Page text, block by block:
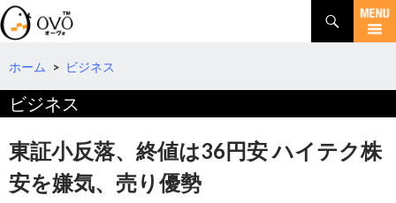
検
索
コ
テ
へ
移
動
ホーム > ビジネス
ビジネス
東証小反落、終値は36円安 ハイテク株
安を嫌気、売り優勢